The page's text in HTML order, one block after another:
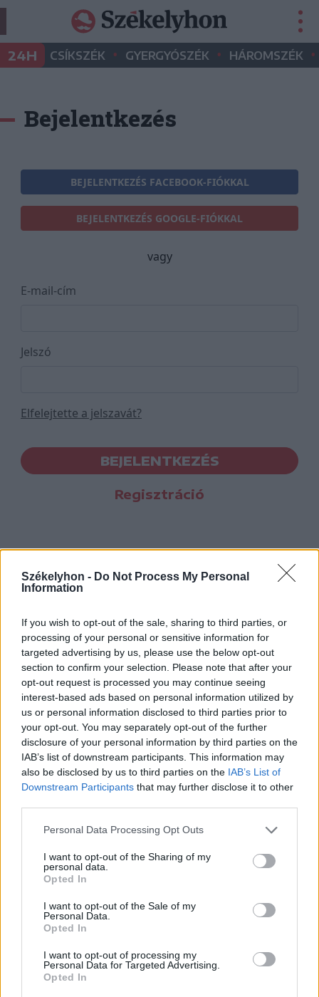
Székelyhon - Do Not Process My Personal
Information
If you wish to opt-out of the sale, sharing to third parties, or
processing of your personal or sensitive information for
targeted advertising by us, please use the below opt-out
section to confirm your selection. Please note that after your
opt-out request is processed you may continue seeing
interest-based ads based on personal information utilized by
us or personal information disclosed to third parties prior to
your opt-out. You may separately opt-out of the further
disclosure of your personal information by third parties on the
IAB’s list of downstream participants. This information may
also be disclosed by us to third parties on the IAB’s List of
Downstream Participants that may further disclose it to other
Personal Data Processing Opt Outs
I want to opt-out of the Sharing of my
personal data.
Opted In
I want to opt-out of the Sale of my
Personal Data.
Opted In
I want to opt-out of processing my
Personal Data for Targeted Advertising.
Opted In
24H CSÍKSZÉK • GYERGYÓSZÉK • HÁROMSZÉK •
Bejelentkezés
BEJELENTKEZÉS FACEBOOK-FIÓKKAL
BEJELENTKEZÉS GOOGLE-FIÓKKAL
vagy
E-mail-cím
Jelszó
Elfelejtette a jelszavát?
BEJELENTKEZÉS
Regisztráció
Hasznos
Impresszum
Szerzői jogok
Adatvédelmi tájékoztató
Cookie-kezelési tájékoztató
Hozzászólási szabályzat
Nyomtatott lapjaink archívuma
Székely Hírmondó archívuma
Sütibeállítások
Médiatér